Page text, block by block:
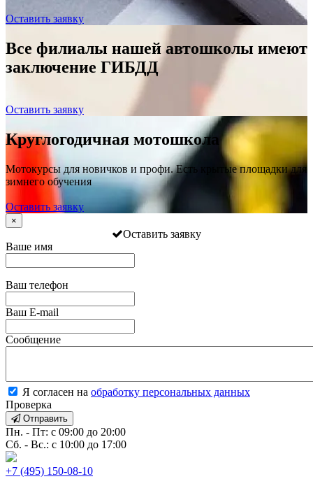
Оставить заявку
Все филиалы нашей автошколы имеют
заключение ГИБДД
Оставить заявку
Круглогодичная мотошкола
Мотокурсы для новичков и профи. Есть крытые площадки для
зимнего обучения
Оставить заявку
×
Оставить заявку
Ваше имя
Ваш телефон
Ваш E-mail
Сообщение
Я согласен на обработку персональных данных
Проверка
Отправить
Пн. - Пт: с 09:00 до 20:00
Сб. - Вс.: с 10:00 до 17:00
+7 (495) 150-08-10